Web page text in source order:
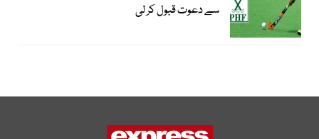
سے دعوت قبول کر لی